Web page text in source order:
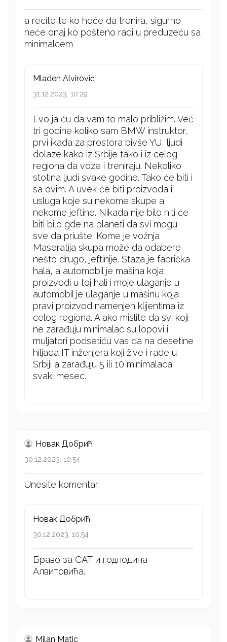
a recite te ko hoće da trenira, sigurno
neće onaj ko pošteno radi u preduzeću sa
minimalcem
Mladen Alvirović
31.12.2023. 10:29
Evo ja ću da vam to malo približim. Već
tri godine koliko sam BMW instruktor,
prvi ikada za prostora bivše YU, ljudi
dolaze kako iz Srbije tako i iz celog
regiona da voze i treniraju. Nekoliko
stotina ljudi svake godine. Tako će biti i
sa ovim. A uvek će biti proizvoda i
usluga koje su nekome skupe a
nekome jeftine. Nikada nije bilo niti će
biti bilo gde na planeti da svi mogu
sve da priušte. Kome je vožnja
Maseratija skupa može da odabere
nešto drugo, jeftinije. Staza je fabrička
hala, a automobil je mašina koja
proizvodi u toj hali i moje ulaganje u
automobil je ulaganje u mašinu koja
pravi proizvod namenjen klijentima iz
celog regiona. A ako mislite da svi koji
ne zarađuju minimalac su lopovi i
muljatori podsetiću vas da na desetine
hiljada IT inženjera koji žive i rade u
Srbiji a zarađuju 5 ili 10 minimalaca
svaki mesec.
Новак Добрић
30.12.2023. 10:54
Unesite komentar.
Новак Добрић
30.12.2023. 10:54
Браво за САТ и годподина
Алвитовића.
Milan Matic